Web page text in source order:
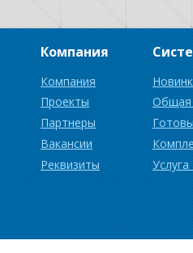
Компания
Компания
Проекты
Партнеры
Вакансии
Реквизиты
Общая